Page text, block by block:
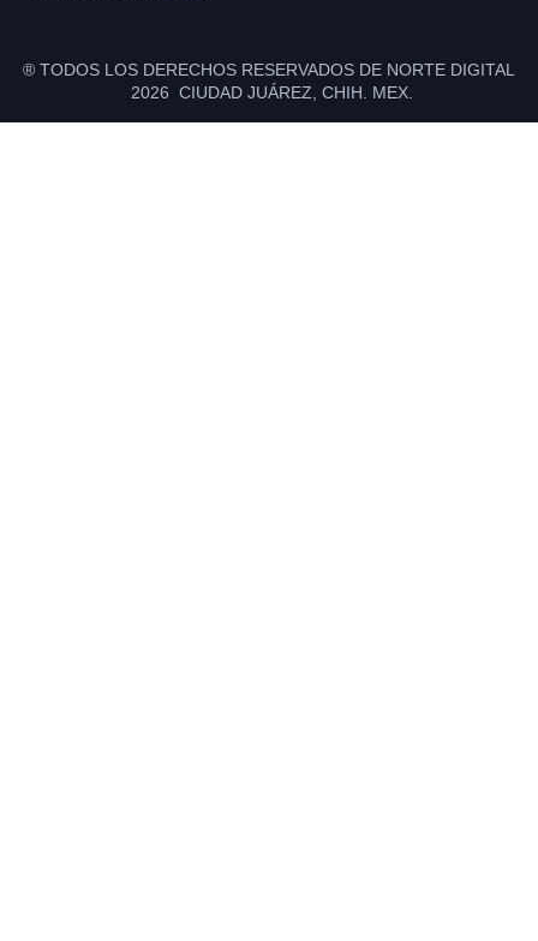
® TODOS LOS DERECHOS RESERVADOS DE NORTE DIGITAL
2026 CIUDAD JUÁREZ, CHIH. MEX.